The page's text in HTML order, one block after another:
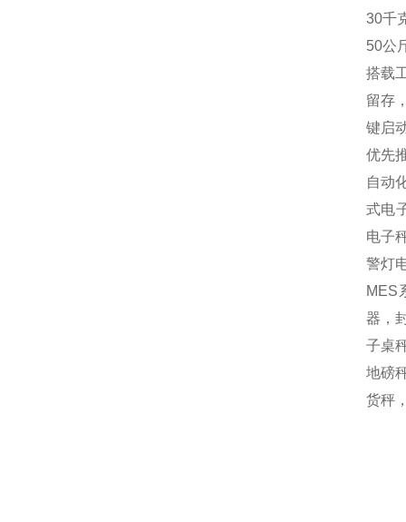
30千
50公
搭载
留存
键启
优先
自动
式电
电子
警灯
MES
器，
子桌
地磅
货秤